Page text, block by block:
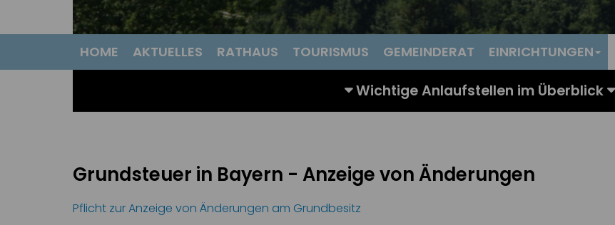
HOME AKTUELLES RATHAUS TOURISMUS GEMEINDERAT EINRICHTUNGEN
Grundsteuer in Bayern - Anzeige von Änderungen
Pflicht zur Anzeige von Änderungen am Grundbesitz